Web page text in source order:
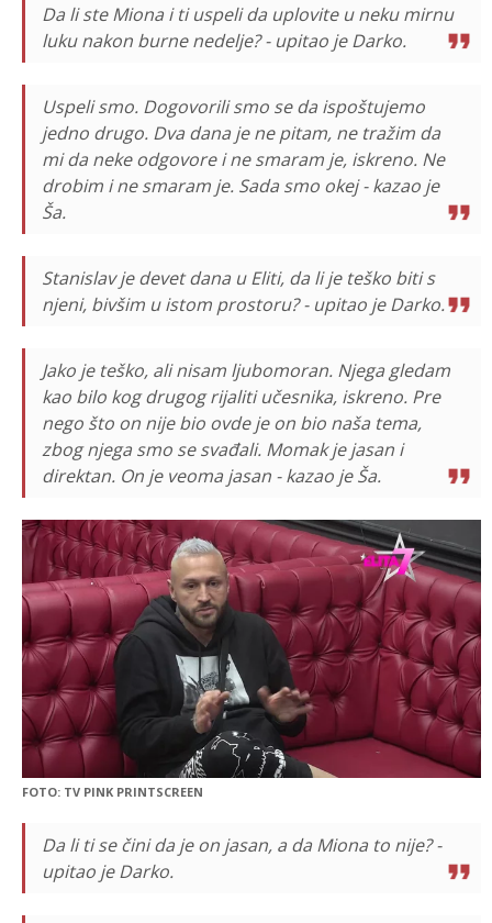
Da li ste Miona i ti uspeli da uplovite u neku mirnu
luku nakon burne nedelje? - upitao je Darko.
Uspeli smo. Dogovorili smo se da ispoštujemo
jedno drugo. Dva dana je ne pitam, ne tražim da
mi da neke odgovore i ne smaram je, iskreno. Ne
drobim i ne smaram je. Sada smo okej - kazao je
Ša.
Stanislav je devet dana u Eliti, da li je teško biti s
njeni, bivšim u istom prostoru? - upitao je Darko.
Jako je teško, ali nisam ljubomoran. Njega gledam
kao bilo kog drugog rijaliti učesnika, iskreno. Pre
nego što on nije bio ovde je on bio naša tema,
zbog njega smo se svađali. Momak je jasan i
direktan. On je veoma jasan - kazao je Ša.
FOTO: TV PINK PRINTSCREEN
Da li ti se čini da je on jasan, a da Miona to nije? -
upitao je Darko.